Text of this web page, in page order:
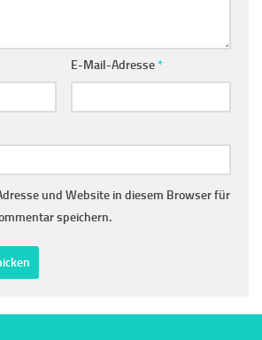
E-Mail-Adresse*
und Website in diesem Browser für
speichern.